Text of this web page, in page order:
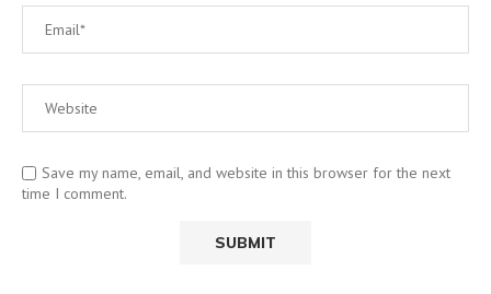
Save my name, email, and website in this browser for the next
time I comment.